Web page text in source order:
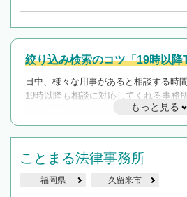
絞り込み検索のコツ「19時以降
日中、様々な用事があると相談する時
19時以降も相談に対応してくれる事務
遅い時間の相談が増えそうな場合はそ
んで検索してみましょう。
を加えて再検
もっと見る
ことまる法律事務所
福岡県 久留米市